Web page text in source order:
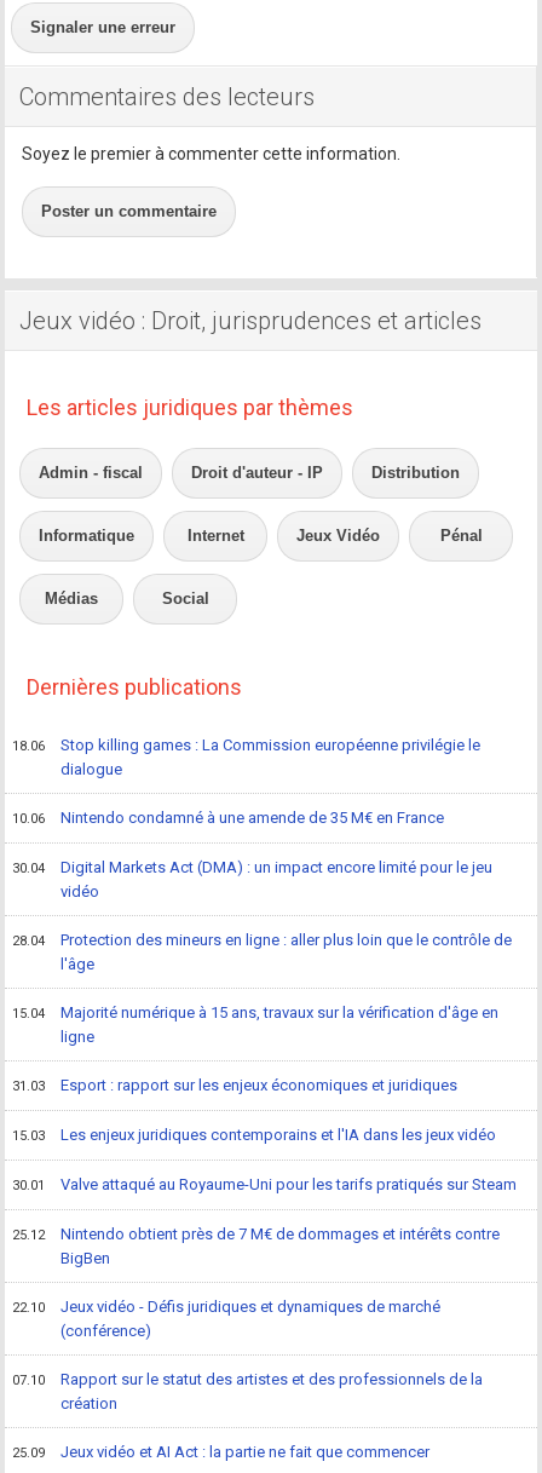
Signaler une erreur
Commentaires des lecteurs
Soyez le premier à commenter cette information.
Poster un commentaire
Jeux vidéo : Droit, jurisprudences et articles
Les articles juridiques par thèmes
Admin - fiscal Droit d'auteur - IP Distribution
Informatique Internet Jeux Vidéo Pénal
Médias Social
Dernières publications
18.06
Stop killing games : La Commission européenne privilégie le
dialogue
10.06 Nintendo condamné à une amende de 35 M€ en France
30.04
Digital Markets Act (DMA) : un impact encore limité pour le jeu
vidéo
28.04
Protection des mineurs en ligne : aller plus loin que le contrôle de
l'âge
15.04
Majorité numérique à 15 ans, travaux sur la vérification d'âge en
ligne
31.03 Esport : rapport sur les enjeux économiques et juridiques
15.03 Les enjeux juridiques contemporains et l'IA dans les jeux vidéo
30.01 Valve attaqué au Royaume-Uni pour les tarifs pratiqués sur Steam
25.12
Nintendo obtient près de 7 M€ de dommages et intérêts contre
BigBen
22.10
Jeux vidéo - Défis juridiques et dynamiques de marché
(conférence)
07.10
Rapport sur le statut des artistes et des professionnels de la
création
25.09 Jeux vidéo et AI Act : la partie ne fait que commencer